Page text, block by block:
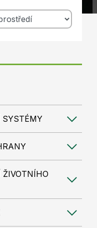
SYSTÉMY
ŽIVOTNÍHO